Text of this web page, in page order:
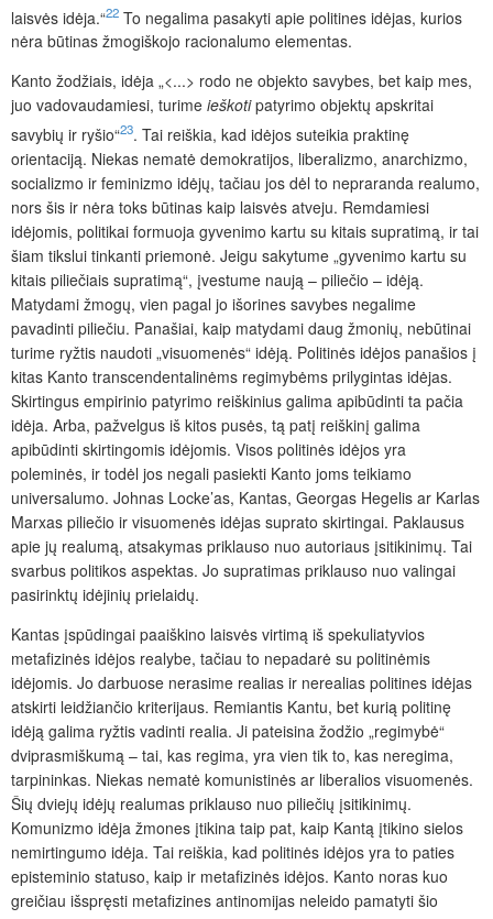
laisvės idėja.“22 To negalima pasakyti apie politines idėjas, kurios
nėra būtinas žmogiškojo racionalumo elementas.
Kanto žodžiais, idėja „<...> rodo ne objekto savybes, bet kaip mes,
juo vadovaudamiesi, turime ieškotipatyrimo objektų apskritai
savybių ir ryšio“23. Tai reiškia, kad idėjos suteikia praktinę
orientaciją. Niekas nematė demokratijos, liberalizmo, anarchizmo,
socializmo ir feminizmo idėjų, tačiau jos dėl to nepraranda realumo,
nors šis ir nėra toks būtinas kaip laisvės atveju. Remdamiesi
idėjomis, politikai formuoja gyvenimo kartu su kitais supratimą, ir tai
šiam tikslui tinkanti priemonė. Jeigu sakytume „gyvenimo kartu su
kitais piliečiais supratimą“, įvestume naują – piliečio – idėją.
Matydami žmogų, vien pagal jo išorines savybes negalime
pavadinti piliečiu. Panašiai, kaip matydami daug žmonių, nebūtinai
turime ryžtis naudoti „visuomenės“ idėją. Politinės idėjos panašios į
kitas Kanto transcendentalinėms regimybėms prilygintas idėjas.
Skirtingus empirinio patyrimo reiškinius galima apibūdinti ta pačia
idėja. Arba, pažvelgus iš kitos pusės, tą patį reiškinį galima
apibūdinti skirtingomis idėjomis. Visos politinės idėjos yra
poleminės, ir todėl jos negali pasiekti Kanto joms teikiamo
universalumo. Johnas Locke’as, Kantas, Georgas Hegelis ar Karlas
Marxas piliečio ir visuomenės idėjas suprato skirtingai. Paklausus
apie jų realumą, atsakymas priklauso nuo autoriaus įsitikinimų. Tai
svarbus politikos aspektas. Jo supratimas priklauso nuo valingai
pasirinktų idėjinių prielaidų.
Kantas įspūdingai paaiškino laisvės virtimą iš spekuliatyvios
metafizinės idėjos realybe, tačiau to nepadarė su politinėmis
idėjomis. Jo darbuose nerasime realias ir nerealias politines idėjas
atskirti leidžiančio kriterijaus. Remiantis Kantu, bet kurią politinę
idėją galima ryžtis vadinti realia. Ji pateisina žodžio „regimybė“
dviprasmiškumą – tai, kas regima, yra vien tik to, kas neregima,
tarpininkas. Niekas nematė komunistinės ar liberalios visuomenės.
Šių dviejų idėjų realumas priklauso nuo piliečių įsitikinimų.
Komunizmo idėja žmones įtikina taip pat, kaip Kantą įtikino sielos
nemirtingumo idėja. Tai reiškia, kad politinės idėjos yra to paties
episteminio statuso, kaip ir metafizinės idėjos. Kanto noras kuo
greičiau išspręsti metafizines antinomijas neleido pamatyti šio